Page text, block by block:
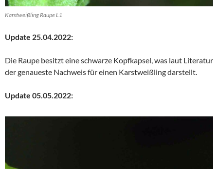
Karstweißling Raupe L1
Update 25.04.2022:
Die Raupe besitzt eine schwarze Kopfkapsel, was laut Literatur
der genaueste Nachweis für einen Karstweißling darstellt.
Update 05.05.2022: